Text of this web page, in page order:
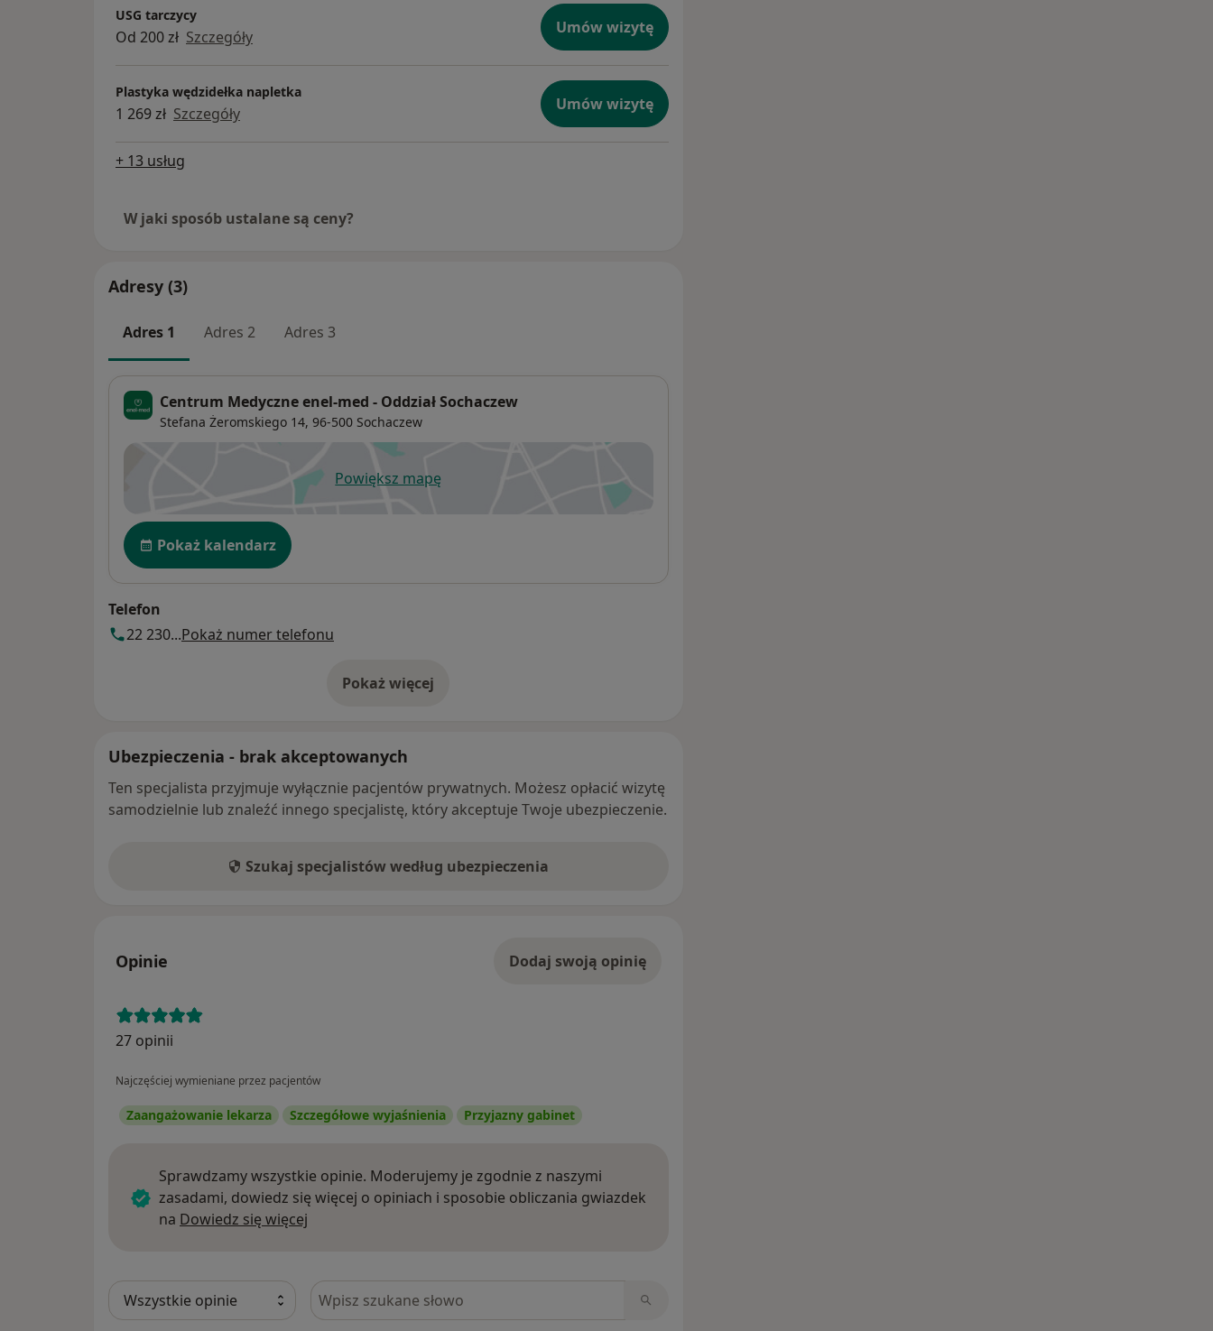
USG tarczycy
Od 200 zł Szczegóły Umów wizytę
Plastyka wędzidełka napletka
1 269 zł Szczegóły Umów wizytę
+ 13 usług
W jaki sposób ustalane są ceny?
Adresy (3)
Adres 1 Adres 2 Adres 3
Centrum Medyczne enel-med - Oddział Sochaczew
Stefana Żeromskiego 14, 96-500 Sochaczew
Powiększ mapęotwiera się w nowej karcie
Dostępność
Pokaż kalendarz
Telefon
22 230...Pokaż numer telefonu
Pokaż więcej
o adresie
Ubezpieczenia - brak akceptowanych
Ten specjalista przyjmuje wyłącznie pacjentów prywatnych. Możesz opłacić wizytę
samodzielnie lub znaleźć innego specjalistę, który akceptuje Twoje ubezpieczenie.
Szukaj specjalistów według ubezpieczenia
Opinie Dodaj swoją opinię
27 opinii
Najczęściej wymieniane przez pacjentów
Zaangażowanie lekarza Szczegółowe wyjaśnienia Przyjazny gabinet
Sprawdzamy wszystkie opinie. Moderujemy je zgodnie z naszymi
zasadami, dowiedz się więcej o opiniach i sposobie obliczania gwiazdek
na Dowiedz się więcej
Szukaj w opiniach